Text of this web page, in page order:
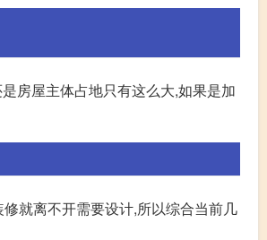
房屋主体占地只有这么大,如果是加
就离不开需要设计,所以综合当前几